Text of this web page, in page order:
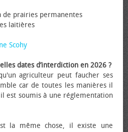
de prairies permanentes
laitières
Scohy
dates d’interdiction en 2026 ?
agriculteur peut faucher ses
car de toutes les manières il
est soumis à une réglementation
la même chose, il existe une